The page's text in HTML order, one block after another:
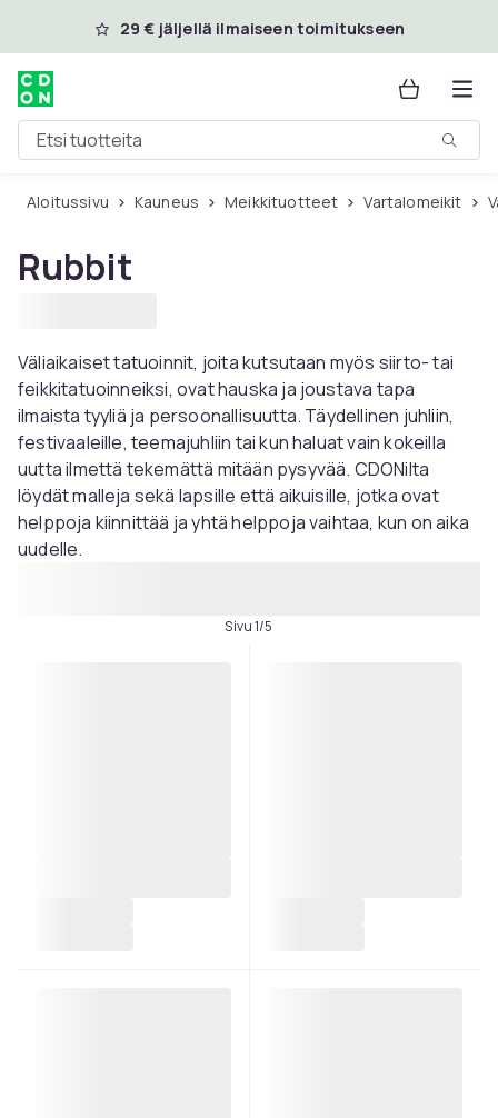
Ohita ja siirry pääsisältöön
29 € jäljellä ilmaiseen toimitukseen
Etsi tuotteita
Aloitussivu Kauneus Meikkituotteet Vartalomeikit
Rubbit
Väliaikaiset tatuoinnit, joita kutsutaan myös siirto- tai
feikkitatuoinneiksi, ovat hauska ja joustava tapa
ilmaista tyyliä ja persoonallisuutta. Täydellinen juhliin,
festivaaleille, teemajuhliin tai kun haluat vain kokeilla
uutta ilmettä tekemättä mitään pysyvää. CDONilta
löydät malleja sekä lapsille että aikuisille, jotka ovat
helppoja kiinnittää ja yhtä helppoja vaihtaa, kun on aika
uudelle.
Sivu 1/5